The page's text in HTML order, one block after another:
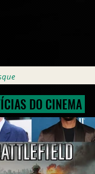
DO CINEMA